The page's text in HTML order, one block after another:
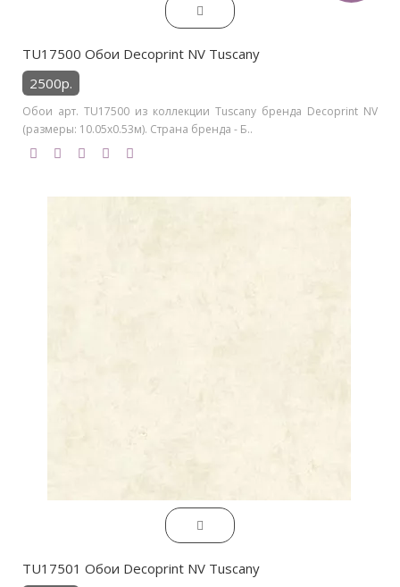
TU17500 Обои Decoprint NV Tuscany
2500р.
Обои арт. TU17500 из коллекции Tuscany бренда Decoprint NV
(размеры: 10.05х0.53м). Страна бренда - Б..
TU17501 Обои Decoprint NV Tuscany